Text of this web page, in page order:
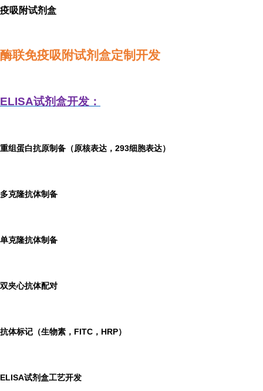
疫吸附试剂盒
酶联免疫吸附试剂盒定制开发
ELISA试剂盒开发：
重组蛋白抗原制备（原核表达，293细胞表达）
多克隆抗体制备
单克隆抗体制备
双夹心抗体配对
抗体标记（生物素，FITC，HRP）
ELISA试剂盒工艺开发